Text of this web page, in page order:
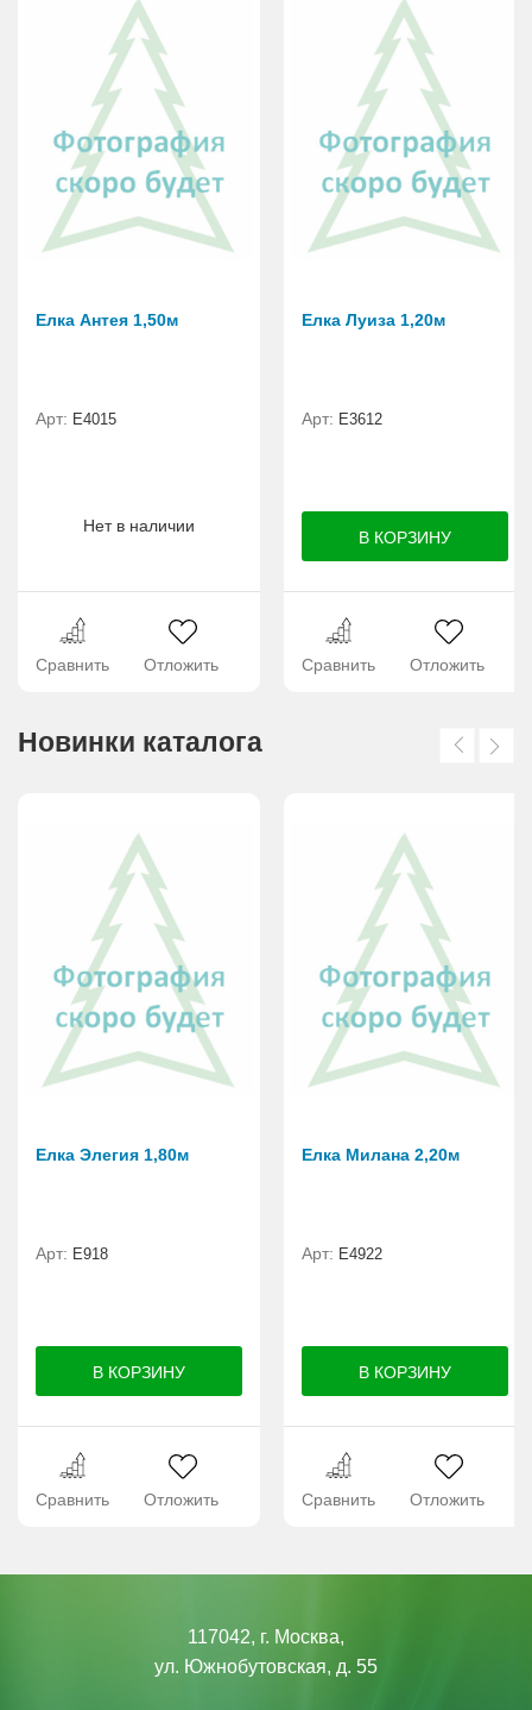
Елка Антея 1,50м
Арт: E4015
Нет в наличии
Сравнить Отложить
Елка Луиза 1,20м
Арт: E3612
Сравнить Отложить
Новинки каталога
Елка Элегия 1,80м
Арт: E918
Сравнить Отложить
Елка Милана 2,20м
Арт: Е4922
Сравнить Отложить
117042, г. Москва,
ул. Южнобутовская, д. 55